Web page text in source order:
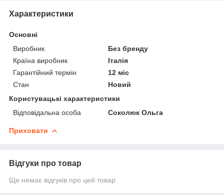
Характеристики
Основні
Виробник
Без бренду
Країна виробник
Італія
Гарантійний термін
12 міс
Стан
Новий
Користувацькі характеристики
Відповідальна особа
Соколюк Ольга
Приховати
Відгуки про товар
Ще немає відгуків про цей товар